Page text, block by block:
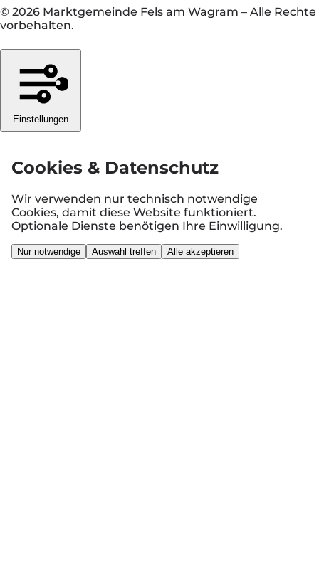
© 2026 Marktgemeinde Fels am Wagram – Alle Rechte
vorbehalten.
Einstellungen
Cookies & Datenschutz
Wir verwenden nur technisch notwendige
Cookies, damit diese Website funktioniert.
Optionale Dienste benötigen Ihre Einwilligung.
Nur notwendige Auswahl treffen Alle akzeptieren